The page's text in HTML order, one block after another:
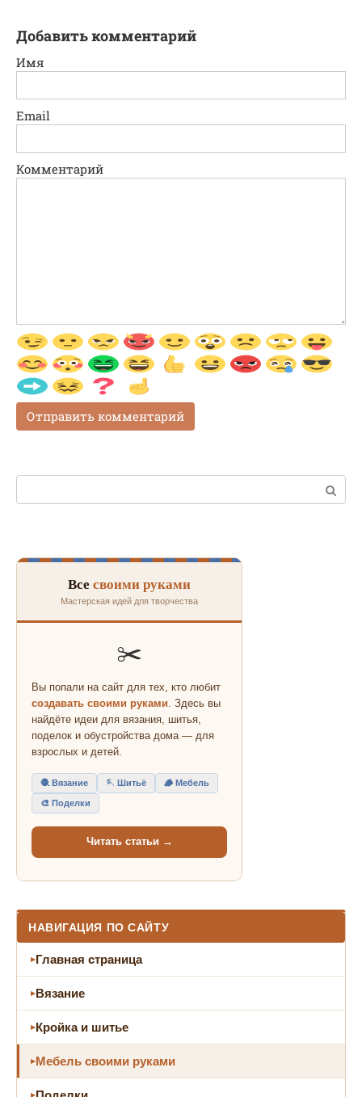
Добавить комментарий
Имя
Email
Комментарий
Поиск:
Все своими руками
Мастерская идей для творчества
✂️
Вы попали на сайт для тех, кто любит
создавать своими руками. Здесь вы
найдёте идеи для вязания, шитья,
поделок и обустройства дома — для
взрослых и детей.
🧶 Вязание 🪡 Шитьё 🪵 Мебель
🎨 Поделки
Читать статьи →
НАВИГАЦИЯ ПО САЙТУ
Главная страница
Вязание
Кройка и шитье
Мебель своими руками